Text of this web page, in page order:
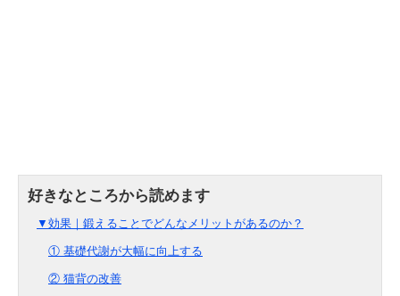
▼効果｜鍛えることでどんなメリットがあるのか？
① 基礎代謝が大幅に向上する
② 猫背の改善